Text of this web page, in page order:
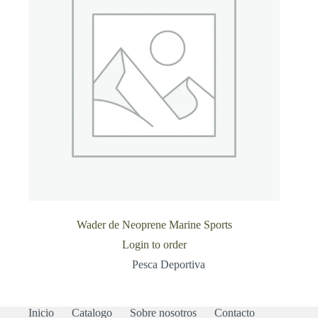
Wader de Neoprene Marine Sports
Login to order
Pesca Deportiva
Inicio Catalogo Sobre nosotros Contacto